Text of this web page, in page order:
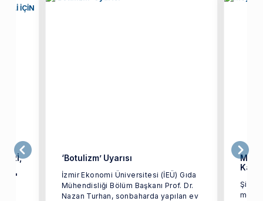
‘Botulizm’ Uyarısı
İzmir Ekonomi Üniversitesi (İEÜ) Gıda
Mühendisliği Bölüm Başkanı Prof. Dr.
Nazan Turhan, sonbaharda yapılan ev
Şifa